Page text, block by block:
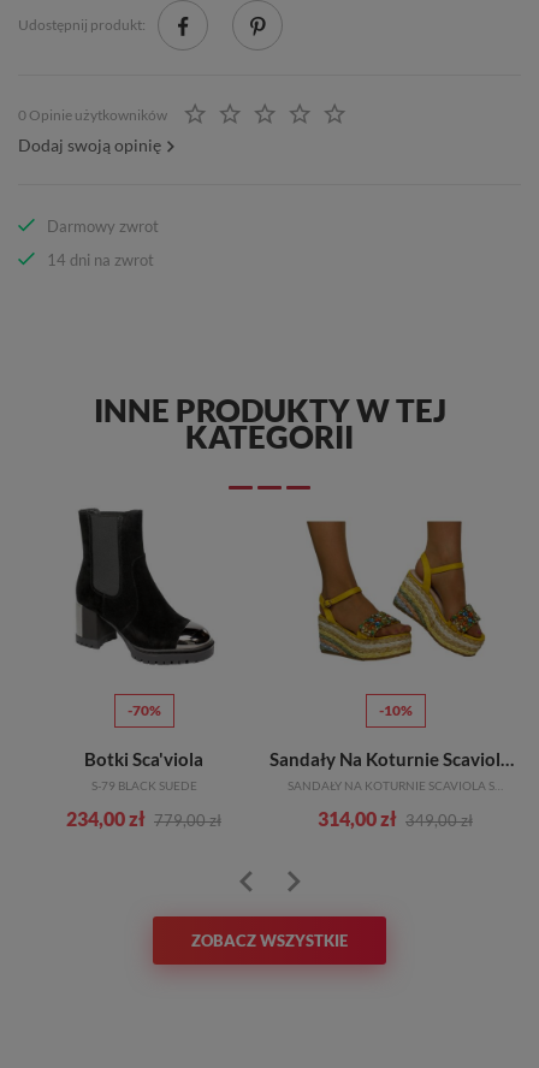
Udostępnij produkt:
0 Opinie użytkowników
Dodaj swoją opinię
Darmowy zwrot
14 dni na zwrot
INNE PRODUKTY W TEJ
KATEGORII
-70%
Botki Sca'viola
S-79 BLACK SUEDE
234,00 zł 779,00 zł
-10%
Sandały Na Koturnie Scaviola S-251 Yellow Zółte
SANDAŁY NA KOTURNIE SCAVIOLA S-251 YELLOW ZÓŁTE
314,00 zł 349,00 zł
ZOBACZ WSZYSTKIE